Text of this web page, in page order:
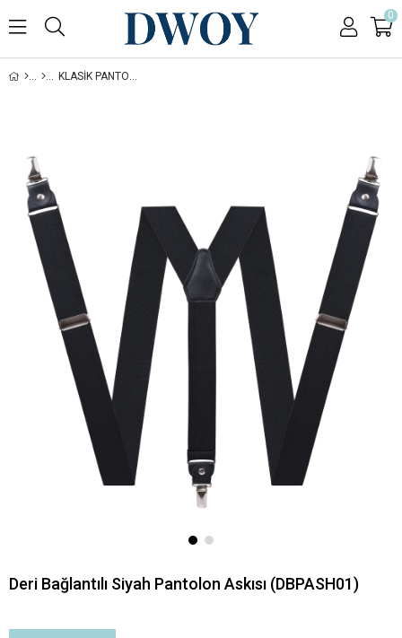
0
KLASIK PANTOLON ASKISI
Deri Bağlantılı Siyah Pantolon Askısı (DBPASH01)